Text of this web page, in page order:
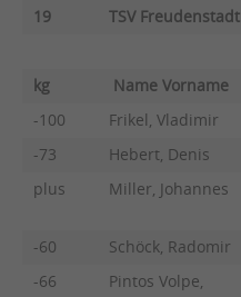
19 TSV Freudenstadt
kg Name Vorname
-100
Frikel, Vladimir
-73
Hebert, Denis
plus
Miller, Johannes
-60
Schöck, Radomir
-66
Pintos Volpe,